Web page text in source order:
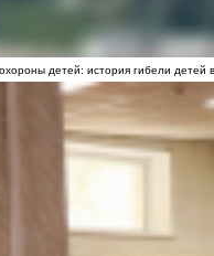
детей: история гибели детей